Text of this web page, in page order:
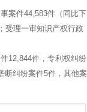
案件44,583件（同比下
受理一审知识产权行政
12,844件，专利权纠纷
断纠纷案件5件，其他案